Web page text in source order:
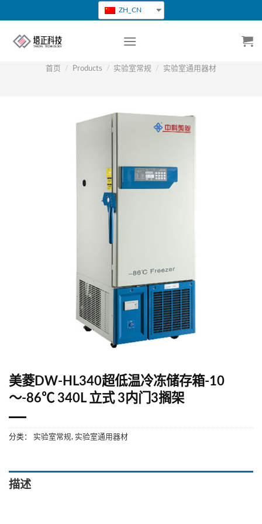
转
ZH_CN
首页 / Products / 实验室常规 / 实验室通用器材
美菱DW-HL340超低温冷冻储存箱-10
～-86℃ 340L 立式 3内门3搁架
分类： 实验室常规, 实验室通用器材
描述